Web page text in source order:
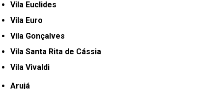
Vila Euclides
Vila Euro
Vila Gonçalves
Vila Santa Rita de Cássia
Vila Vivaldi
Arujá